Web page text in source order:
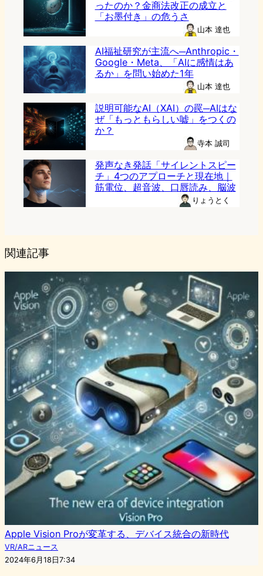
ったのか？金商法改正の成立と
「お墨付き」の危うさ
山本 達也
AI福祉研究が主流へ─Anthropic・
Google・Meta、「AIに感情はあ
るか」を問い始めた1年
山本 達也
説明可能なAI（XAI）の罠─AIはな
ぜ「もっともらしい嘘」をつくの
か？
寺本 誠司
発声なき発話「サイレントスピー
チ」4つのアプローチと現在地｜
筋電位、超音波、口唇読み、脳波
りょうとく
関連記事
Apple Vision Proが変革する、デバイス統合の新時代
VR/ARニュース
2024年6月18日7:34